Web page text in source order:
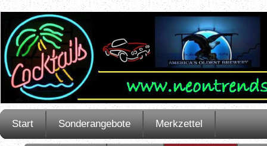
Start Sonderangebote Merkzettel